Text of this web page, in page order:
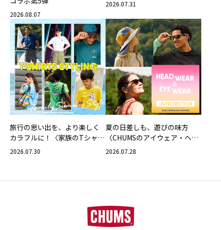
2026.08.07
2026.07.31
旅行の思い出を、より楽しく
カラフルに！〈家族のTシャツ
スタイリング特集〉
2026.07.30
夏の日差しも、遊びの味方
〈CHUMSのアイウェア・ヘッ
ドウェア〉
2026.07.28